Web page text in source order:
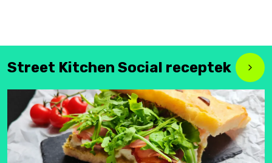
Street Kitchen Social receptek